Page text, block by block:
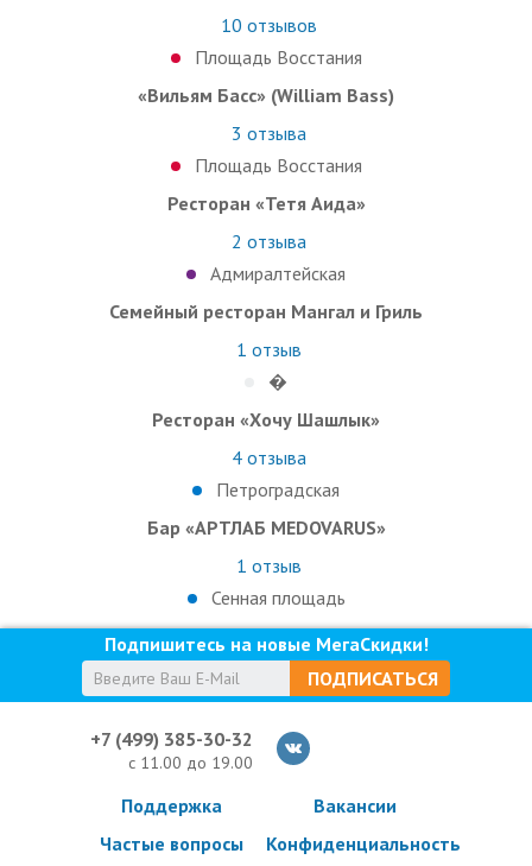
10 отзывов
Площадь Восстания
«Вильям Басс» (William Bass)
3 отзыва
Площадь Восстания
Ресторан «Тетя Аида»
2 отзыва
Адмиралтейская
Семейный ресторан Мангал и Гриль
1 отзыв
�
Ресторан «Хочу Шашлык»
4отзыва
Петроградская
Бар «АРТЛАБ MEDOVARUS»
1 отзыв
Сенная площадь
Подпишитесь на новые МегаСкидки!
ПОДПИСАТЬСЯ
+7 (499) 385-30-32
с 11.00 до 19.00
Поддержка
Частые вопросы
Вакансии
Конфиденциальность